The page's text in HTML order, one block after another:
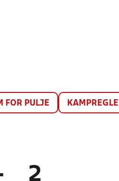
FOR PULJE
2